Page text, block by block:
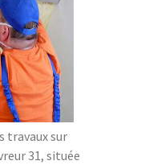
travaux sur
31, située